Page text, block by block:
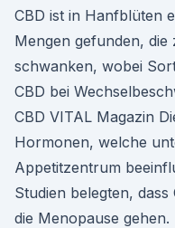
CBD ist in Hanfblüten
Mengen gefunden,
schwanken, wobei
CBD bei
CBD VITAL Magazin
Hormonen, welche
Appetitzentrum
Studien belegten,
die Menopause gehen.